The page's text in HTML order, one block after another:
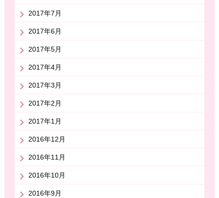
2017年7月
2017年6月
2017年5月
2017年4月
2017年3月
2017年2月
2017年1月
2016年12月
2016年11月
2016年10月
2016年9月